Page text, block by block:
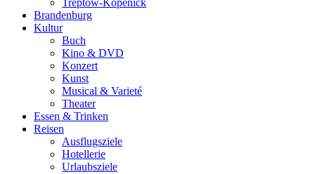
Treptow-Köpenick
Brandenburg
Kultur
Buch
Kino & DVD
Konzert
Kunst
Musical & Varieté
Theater
Essen & Trinken
Reisen
Ausflugsziele
Hotellerie
Urlaubsziele